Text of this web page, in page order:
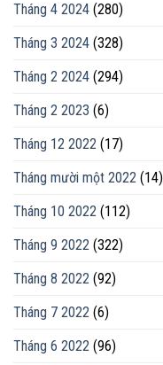
Tháng 4 2024 (280)
Tháng 3 2024 (328)
Tháng 2 2024 (294)
Tháng 2 2023 (6)
Tháng 12 2022 (17)
Tháng mười một 2022 (14)
Tháng 10 2022 (112)
Tháng 9 2022 (322)
Tháng 8 2022 (92)
Tháng 7 2022 (6)
Tháng 6 2022 (96)